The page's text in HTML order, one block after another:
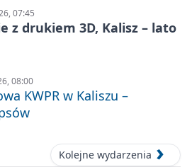
07:45
z drukiem 3D, Kalisz – lato
08:00
KWPR w Kaliszu –
Kolejne wydarzenia